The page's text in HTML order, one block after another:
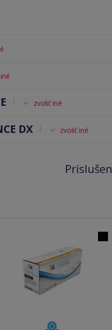
zvoliť iné
DX zvoliť iné